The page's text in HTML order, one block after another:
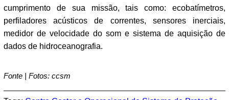
cumprimento de sua missão, tais como: ecobatímetros,
perfiladores acústicos de correntes, sensores inerciais,
medidor de velocidade do som e sistema de aquisição de
dados de hidroceanografia.
Fonte | Fotos: ccsm